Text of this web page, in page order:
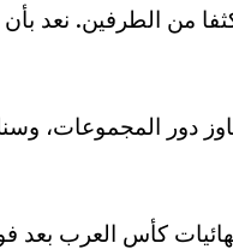
من الطرفين. نعد
دور المجموعات،
كأس العرب بعد